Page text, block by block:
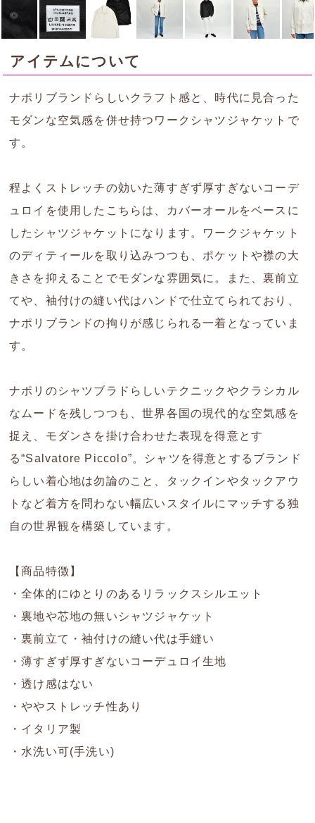
アイテムについて
ナポリブランドらしいクラフト感と、時代に見合った
モダンな空気感を併せ持つワークシャツジャケットで
す。
程よくストレッチの効いた薄すぎず厚すぎないコーデ
ュロイを使用したこちらは、カバーオールをベースに
したシャツジャケットになります。ワークジャケット
のディティールを取り込みつつも、ポケットや襟の大
きさを抑えることでモダンな雰囲気に。また、裏前立
てや、袖付けの縫い代はハンドで仕立てられており、
ナポリブランドの拘りが感じられる一着となっていま
す。
ナポリのシャツブラドらしいテクニックやクラシカル
なムードを残しつつも、世界各国の現代的な空気感を
捉え、モダンさを掛け合わせた表現を得意とす
る“Salvatore Piccolo”。シャツを得意とするブランド
らしい着心地は勿論のこと、タックインやタックアウ
トなど着方を問わない幅広いスタイルにマッチする独
自の世界観を構築しています。
【商品特徴】
・全体的にゆとりのあるリラックスシルエット
・裏地や芯地の無いシャツジャケット
・裏前立て・袖付けの縫い代は手縫い
・薄すぎず厚すぎないコーデュロイ生地
・透け感はない
・ややストレッチ性あり
・イタリア製
・水洗い可(手洗い)